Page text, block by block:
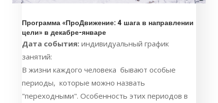
Программа «ПроДвижение: 4 шага в направлении
цели» в декабре-январе
Дата события: индивидуальный график
занятий:
В жизни каждого человека бывают особые
периоды, которые можно назвать
"переходными". Особенность этих периодов в